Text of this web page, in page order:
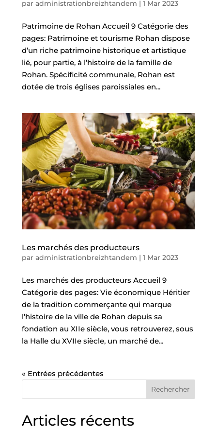
par administrationbreizhtandem | 1 Mar 2023
Patrimoine de Rohan Accueil 9 Catégorie des
pages: Patrimoine et tourisme Rohan dispose
d’un riche patrimoine historique et artistique
lié, pour partie, à l’histoire de la famille de
Rohan. Spécificité communale, Rohan est
dotée de trois églises paroissiales en...
Les marchés des producteurs
par administrationbreizhtandem | 1 Mar 2023
Les marchés des producteurs Accueil 9
Catégorie des pages: Vie économique Héritier
de la tradition commerçante qui marque
l’histoire de la ville de Rohan depuis sa
fondation au XIIe siècle, vous retrouverez, sous
la Halle du XVIIe siècle, un marché de...
« Entrées précédentes
Rechercher
Articles récents